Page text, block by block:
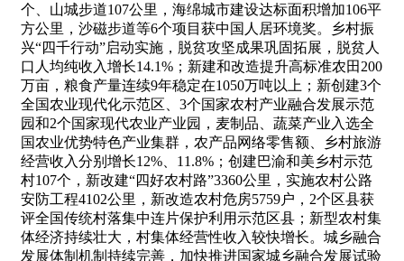
个、山城步道107公里，海绵城市建设达标面积增加106平
方公里，沙磁步道等6个项目获中国人居环境奖。乡村振
兴“四千行动”启动实施，脱贫攻坚成果巩固拓展，脱贫人
口人均纯收入增长14.1%；新建和改造提升高标准农田200
万亩，粮食产量连续9年稳定在1050万吨以上；新创建3个
全国农业现代化示范区、3个国家农村产业融合发展示范
园和2个国家现代农业产业园，麦制品、蔬菜产业入选全
国农业优势特色产业集群，农产品网络零售额、乡村旅游
经营收入分别增长12%、11.8%；创建巴渝和美乡村示范
村107个，新改建“四好农村路”3360公里，实施农村公路
安防工程4102公里，新改造农村危房5759户，2个区县获
评全国传统村落集中连片保护利用示范区县；新型农村集
体经济持续壮大，村集体经营性收入较快增长。城乡融合
发展体制机制持续完善，加快推进国家城乡融合发展试验